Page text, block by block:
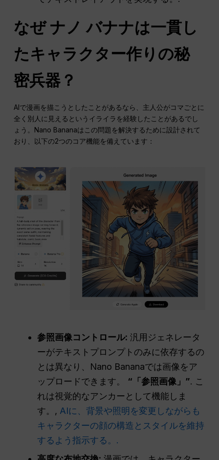
なぜナノ バナナは一貫し
たキャラクター作りの秘
密兵器？
AIで漫画を描こうとしたことがあるなら、主人公がコマごとに
全く別人に見えるというイライラを経験したことがあるでし
ょう。Nano Bananaはこの問題を解決するために設計されて
おり、以下の2つのコア機能を備えています：
参照画像コントロール: 汎用ジェネレータ
ーがテキストプロンプトのみに依存するの
とは異なり、Nano Bananaでは画像をア
ップロードできます。 “「参照画像」”. こ
れは視覚的なアンカーとして機能しま
す。, AIに、背景や照明を変更しながらも
キャラクターの顔の構造とスタイルを維持
するよう指示する。.